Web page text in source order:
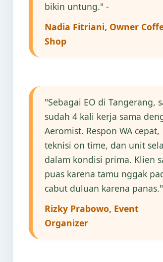
bikin untung." -
Nadia Fitriani, Owner
Shop
"Sebagai EO di Tangerang,
sudah 4 kali kerja sama
Aeromist. Respon WA cepat,
teknisi on time, dan unit
dalam kondisi prima. Klien
puas karena tamu nggak
cabut duluan karena
Rizky Prabowo, Event
Organizer